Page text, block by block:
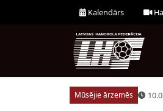
Kalendārs
Mūsējie ārzemēs